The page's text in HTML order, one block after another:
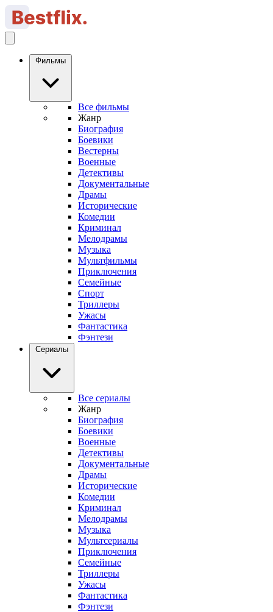
Фильмы
Все фильмы
Жанр
Биография
Боевики
Вестерны
Военные
Детективы
Документальные
Драмы
Исторические
Комедии
Криминал
Мелодрамы
Музыка
Мультфильмы
Приключения
Семейные
Спорт
Триллеры
Ужасы
Фантастика
Фэнтези
Сериалы
Все сериалы
Жанр
Биография
Боевики
Военные
Детективы
Документальные
Драмы
Исторические
Комедии
Криминал
Мелодрамы
Музыка
Мультсериалы
Приключения
Семейные
Триллеры
Ужасы
Фантастика
Фэнтези